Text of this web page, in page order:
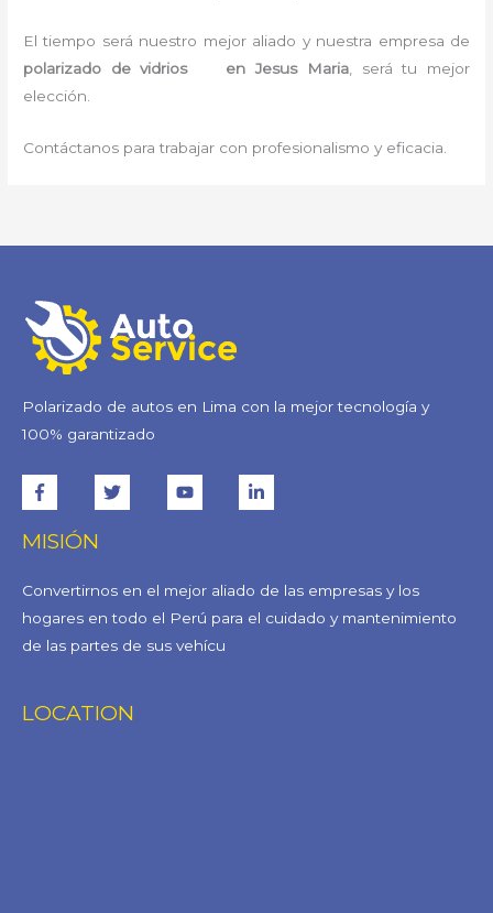
El tiempo será nuestro mejor aliado y nuestra empresa de
polarizado de vidrios en Jesus Maria, será tu mejor
elección.
Contáctanos para trabajar con profesionalismo y eficacia.
Polarizado de autos en Lima con la mejor tecnología y
100% garantizado
MISIÓN
Convertirnos en el mejor aliado de las empresas y los
hogares en todo el Perú para el cuidado y mantenimiento
de las partes de sus vehícu
LOCATION